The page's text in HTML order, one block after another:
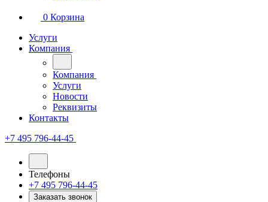
0 Корзина
Услуги
Компания
Компания
Услуги
Новости
Реквизиты
Контакты
+7 495 796-44-45
Телефоны
+7 495 796-44-45
Заказать звонок